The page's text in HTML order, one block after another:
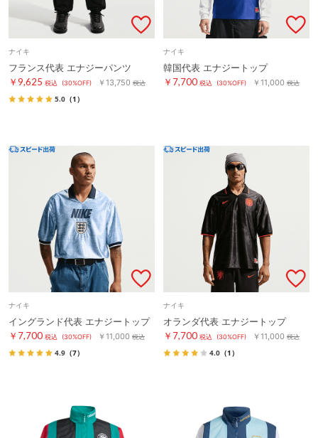
ナイキ
フランス代表 エナジーパンツ
￥9,625 税込 (30%OFF) ￥13,750 税込
5.0 （1）
ナイキ
韓国代表 エナジートップ
￥7,700 税込 (30%OFF) ￥11,000 税込
ナイキ
イングランド代表 エナジートップ
￥7,700 税込 (30%OFF) ￥11,000 税込
4.9 （7）
ナイキ
オランダ代表 エナジートップ
￥7,700 税込 (30%OFF) ￥11,000 税込
4.0 （1）